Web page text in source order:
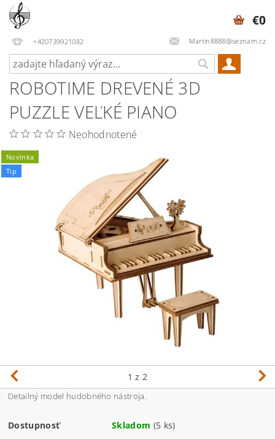
+420739921082 Martin8888@seznam.cz
€0
ROBOTIME DREVENÉ 3D
PUZZLE VEĽKÉ PIANO
Neohodnotené
Novinka
Tip
1 z 2
Detailný model hudobného nástroja.
Dostupnosť Skladom (5 ks)